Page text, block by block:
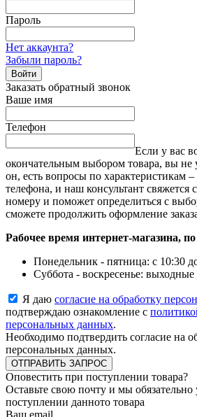
Пароль
Нет аккаунта?
Забыли пароль?
Войти
Заказать обратный звонок
Ваше имя
Телефон
Если у вас
окончательным выбором товара, вы не
он, есть вопросы по характеристикам
телефона, и наш консультант свяжется
номеру и поможет определиться с
сможете продолжить оформление
Рабочее время интернет-магазина,
Понедельник - пятница: с 10:30
Суббота - воскресенье: выходные
Я даю согласие на обработку
подтверждаю ознакомление с
персональных данных.
Необходимо подтвердить согласие на
персональных данных.
ОТПРАВИТЬ ЗАПРОС
Оповестить при поступлении товара?
Оставьте свою почту и мы
поступлении данното товара
Ваш email